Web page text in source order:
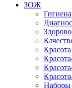
ЗОЖ
Гигиена
Наборы